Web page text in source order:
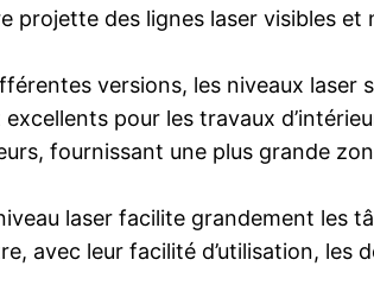
projette des lignes laser visibles
versions, les niveaux laser
pour les travaux
fournissant une plus grande
niveau laser facilite grandement
avec leur facilité d’utilisation,